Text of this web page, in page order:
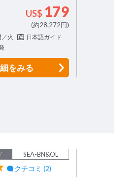
US$ 179
(約28,272円)
火
日本語ガイド
をみる
SEA-BN&OL
クチコミ (2)